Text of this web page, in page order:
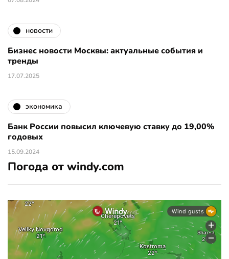
новости
Бизнес новости Москвы: актуальные события и
тренды
17.07.2025
экономика
Банк России повысил ключевую ставку до 19,00%
годовых
15.09.2024
Погода от windy.com